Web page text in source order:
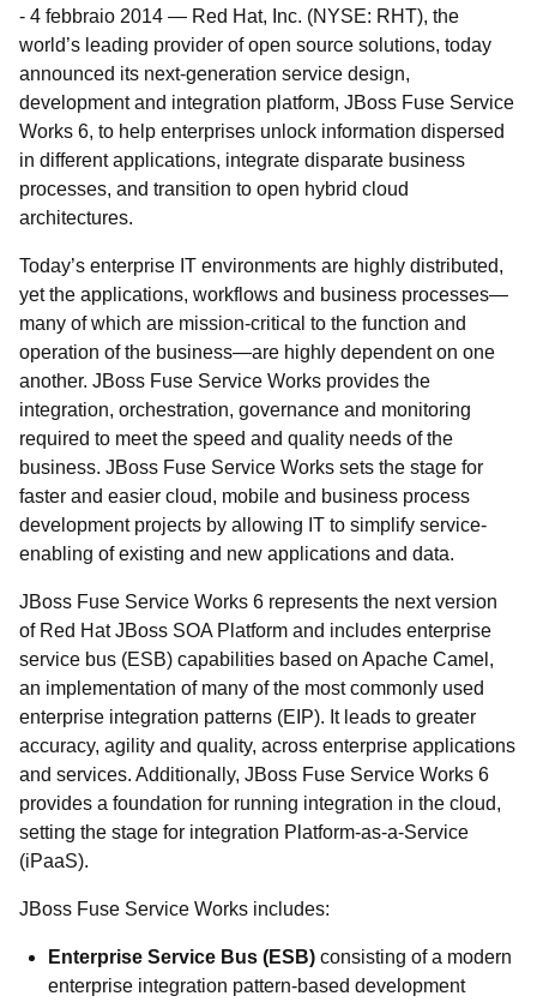
- 4 febbraio 2014 — Red Hat, Inc. (NYSE: RHT), the
world’s leading provider of open source solutions, today
announced its next-generation service design,
development and integration platform, JBoss Fuse Service
Works 6, to help enterprises unlock information dispersed
in different applications, integrate disparate business
processes, and transition to open hybrid cloud
architectures.
Today’s enterprise IT environments are highly distributed,
yet the applications, workflows and business processes—
many of which are mission-critical to the function and
operation of the business—are highly dependent on one
another. JBoss Fuse Service Works provides the
integration, orchestration, governance and monitoring
required to meet the speed and quality needs of the
business. JBoss Fuse Service Works sets the stage for
faster and easier cloud, mobile and business process
development projects by allowing IT to simplify service-
enabling of existing and new applications and data.
JBoss Fuse Service Works 6 represents the next version
of Red Hat JBoss SOA Platform and includes enterprise
service bus (ESB) capabilities based on Apache Camel,
an implementation of many of the most commonly used
enterprise integration patterns (EIP). It leads to greater
accuracy, agility and quality, across enterprise applications
and services. Additionally, JBoss Fuse Service Works 6
provides a foundation for running integration in the cloud,
setting the stage for integration Platform-as-a-Service
(iPaaS).
JBoss Fuse Service Works includes:
Enterprise Service Bus (ESB) consisting of a modern
enterprise integration pattern-based development